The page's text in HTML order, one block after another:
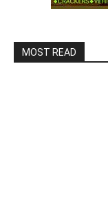
MOST READ